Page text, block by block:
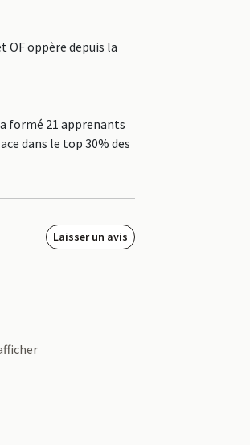
OF oppère depuis la
formé 21 apprenants
dans le top 30% des
Laisser un avis